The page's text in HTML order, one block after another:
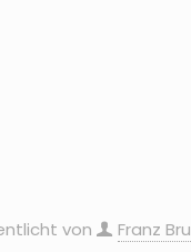
von Franz